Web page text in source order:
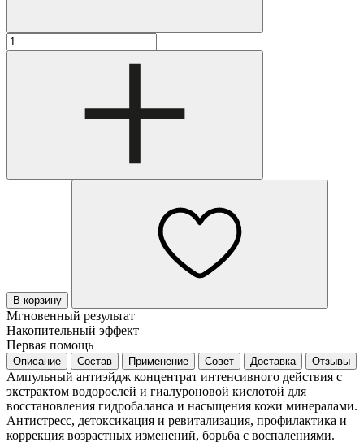
В корзину
Мгновенный результат
Накопительный эффект
Первая помощь
Описание Состав Применение Совет Доставка Отзывы
Ампульный антиэйдж концентрат интенсивного действия с
экстрактом водорослей и гиалуроновой кислотой для
восстановления гидробаланса и насыщения кожи минералами.
Антистресс, детоксикация и ревитализация, профилактика и
коррекция возрастных изменений, борьба с воспалениями.